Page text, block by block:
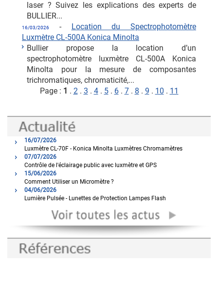
laser ? Suivez les explications des experts de
BULLIER...
16/03/2026 - Location du Spectrophotomètre
Luxmètre CL-500A Konica Minolta
Bullier propose la location d’un
spectrophotomètre luxmètre CL-500A Konica
Minolta pour la mesure de composantes
trichromatiques, chromaticité,...
Page : 1 . 2. 3 . 4. 5. 6. 7. 8 . 9 . 10 . 11
16/07/2026
Luxmètre CL-70F - Konica Minolta Luxmètres Chromamètres
07/07/2026
Contrôle de l'éclairage public avec luxmètre et GPS
15/06/2026
Comment Utiliser un Micromètre ?
04/06/2026
Lumière Pulsée - Lunettes de Protection Lampes Flash